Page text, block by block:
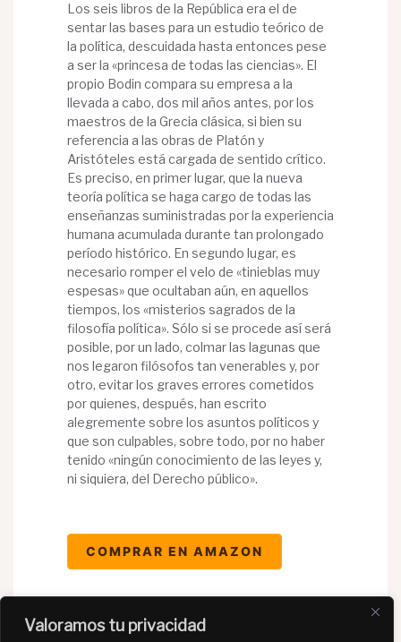
Valoramos tu privacidad
Los seis libros de la República era el de
sentar las bases para un estudio teórico de
la política, descuidada hasta entonces pese
a ser la «princesa de todas las ciencias». El
propio Bodin compara su empresa a la
llevada a cabo, dos mil años antes, por los
maestros de la Grecia clásica, si bien su
referencia a las obras de Platón y
Aristóteles está cargada de sentido crítico.
Es preciso, en primer lugar, que la nueva
teoría política se haga cargo de todas las
enseñanzas suministradas por la experiencia
humana acumulada durante tan prolongado
período histórico. En segundo lugar, es
necesario romper el velo de «tinieblas muy
espesas» que ocultaban aún, en aquellos
tiempos, los «misterios sagrados de la
filosofía política». Sólo si se procede así será
posible, por un lado, colmar las lagunas que
nos legaron filósofos tan venerables y, por
otro, evitar los graves errores cometidos
por quienes, después, han escrito
alegremente sobre los asuntos políticos y
que son culpables, sobre todo, por no haber
tenido «ningún conocimiento de las leyes y,
ni siquiera, del Derecho público».
COMPRAR EN AMAZON